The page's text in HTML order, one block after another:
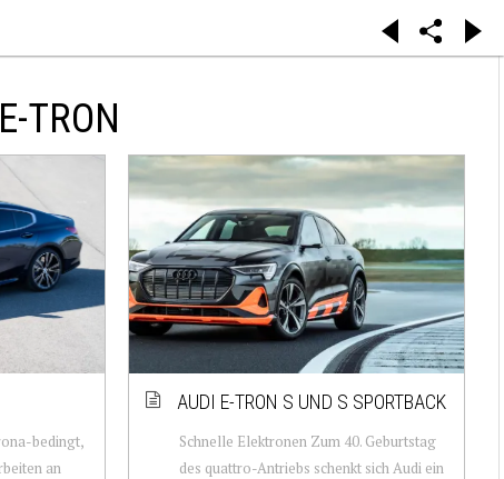
TRON
bedingt,
an
AUDI E-TRON S UND S SPORTBACK
Schnelle Elektronen Zum 40. Geburtstag
des quattro-Antriebs schenkt sich Audi ein